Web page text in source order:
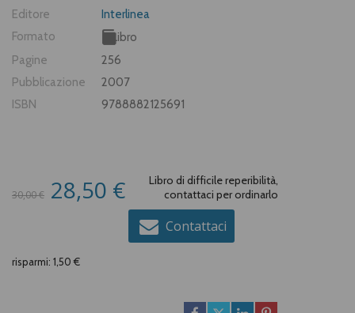
Editore
Interlinea
Formato
Libro
Pagine
256
Pubblicazione
2007
ISBN
9788882125691
30,00 € 28,50 €
Libro di difficile reperibilità,
contattaci per ordinarlo
Contattaci
risparmi: 1,50 €